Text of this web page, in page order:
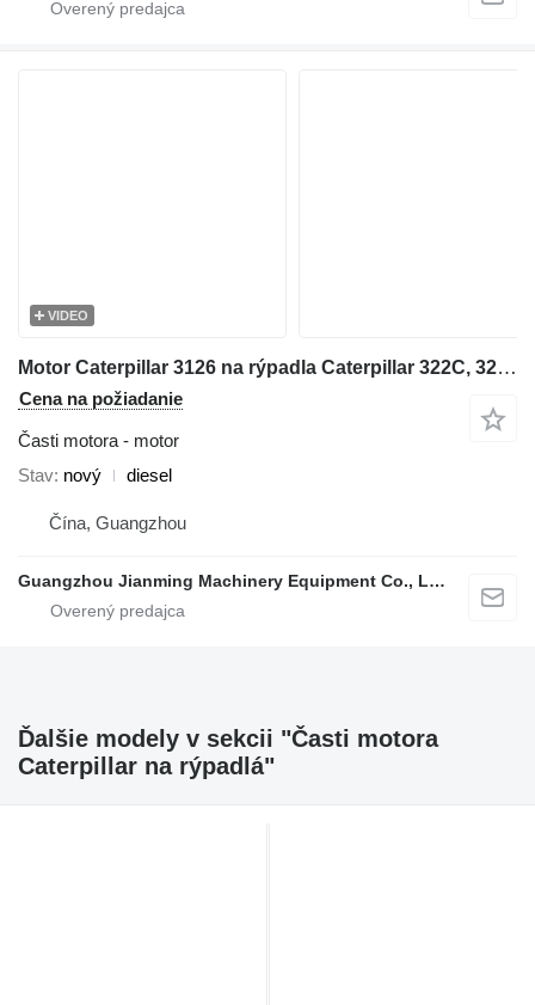
VIDEO
Motor Caterpillar 3126 na rýpadla Caterpillar 322C, 325C
Cena na požiadanie
Časti motora - motor
Stav nový diesel
Čína, Guangzhou
Guangzhou Jianming Machinery Equipment Co., Ltd.
Ďalšie modely v sekcii "Časti motora
Caterpillar na rýpadlá"